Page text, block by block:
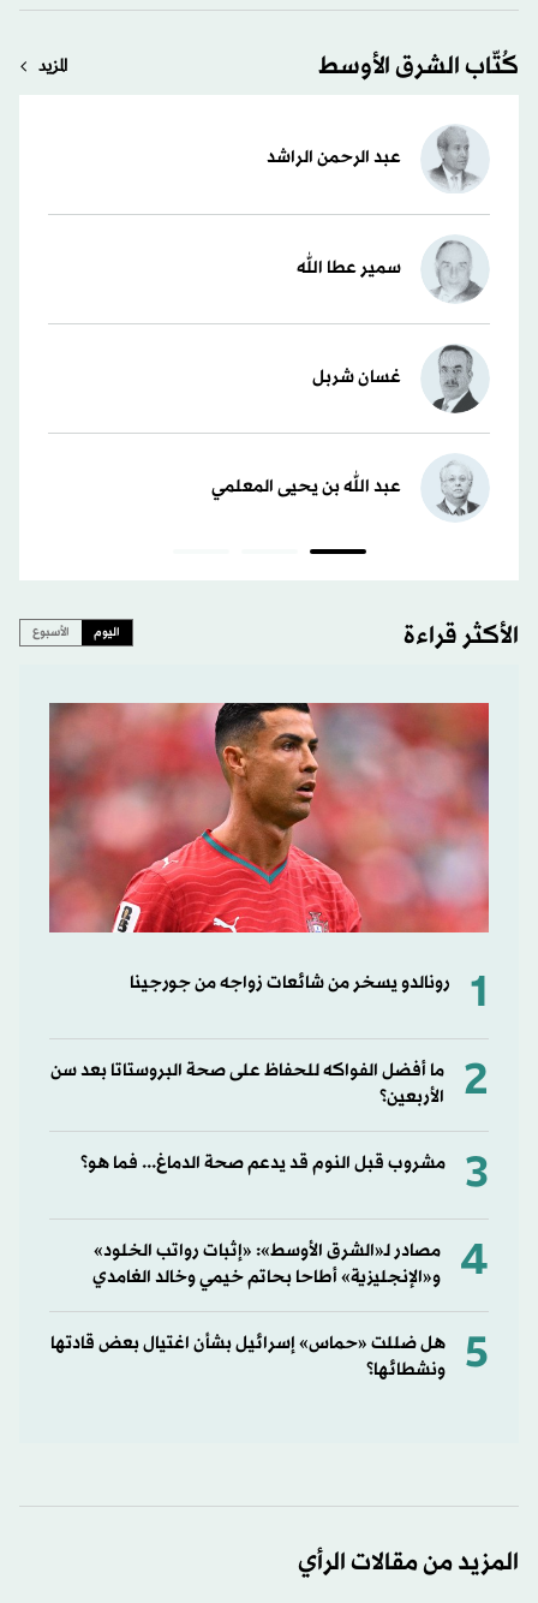
كُتّاب الشرق الأوسط المزيد
عبد الرحمن الراشد
سمير عطا الله
غسان شربل
عبد الله بن يحيى المعلمي
الأكثر قراءة اليوم الأسبوع
1 رونالدو يسخر من شائعات زواجه من جورجينا
2
ما أفضل الفواكه للحفاظ على صحة البروستاتا بعد سن
الأربعين؟
3 مشروب قبل النوم قد يدعم صحة الدماغ... فما هو؟
4
مصادر لـ«الشرق الأوسط»: «إثبات رواتب الخلود»
و«الإنجليزية» أطاحا بحاتم خيمي وخالد الغامدي
5
هل ضللت «حماس» إسرائيل بشأن اغتيال بعض قادتها
ونشطائها؟
المزيد من مقالات الرأي